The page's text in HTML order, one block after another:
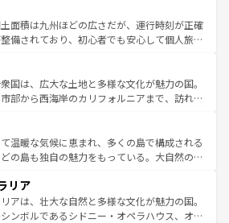
を運ぶとそれぞれで全く異なる文化を体験で
きるだろう。 なお、新着のフランス情報はコンテンツ一覧
しい。
人にはぜひ体験してほしい。 なお、新着の
コンテンツ一覧を参照してほしい。
なる魅力がある。また、優雅なアフタヌーン
ル好きにはたまらない英国パブ、サッカー観
だからこそできる体験も豊富。イギリスを旅
照してほしい。
面積は九州ほどの広さだが、運行時刻が正確
備されており、初心者でも安心して個人旅行
まま残る町や、スイスならではのユニークな
、アルプス観光だけでなく町歩きも満喫する
。国民の所得が高いため物価も高いが、旅行
料で観光を楽しむこともできる。 なお、新
報はコンテンツ一覧 を参照してほしい。
国は、広大な土地と多様な文化が魅力の国。
部から西海岸のカリフォルニアまで、訪れる
都市は、観光、ショッピング、エンターテイ
まった刺激的なスポットだ。一方、アメリカ
然が広がり、グランドキャニオンやイエロー
ーリンズでは、音楽と美食が融合した独特の
旅行者はアメリカの各地域で異なる魅力を楽
その多様性と豊かな歴史を感じることができ
温暖な気候に恵まれ、多くの島で構成される
の島も独自の魅力をもっている。大自然の神
せない。また、定番の観光地といえばオアフ
な自然を求めるならマウイ島やカウアイ島が
メラルドグリーンに輝く海をはじめ、豊かな
リア
アは、壮大な自然と多様な文化が魅力の国。
ンボルであるシドニー・オペラハウス、オー